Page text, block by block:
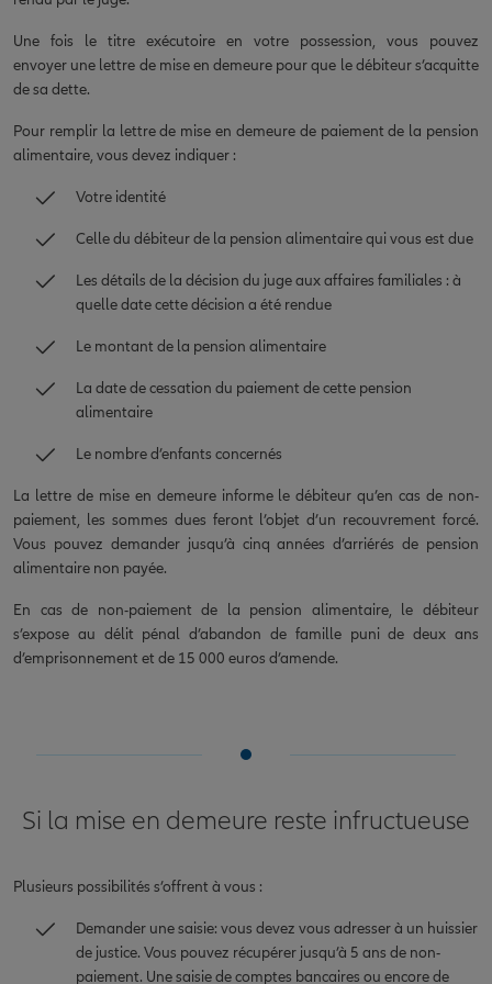
Une fois le titre exécutoire en votre possession, vous pouvez
envoyer une lettre de mise en demeure pour que le débiteur s’acquitte
de sa dette.
Pour remplir la lettre de mise en demeure de paiement de la pension
alimentaire, vous devez indiquer :
Votre identité
Celle du débiteur de la pension alimentaire qui vous est due
Les détails de la décision du juge aux affaires familiales : à
quelle date cette décision a été rendue
Le montant de la pension alimentaire
La date de cessation du paiement de cette pension
alimentaire
Le nombre d’enfants concernés
La lettre de mise en demeure informe le débiteur qu’en cas de non-
paiement, les sommes dues feront l’objet d’un recouvrement forcé.
Vous pouvez demander jusqu’à cinq années d’arriérés de pension
alimentaire non payée.
En cas de non-paiement de la pension alimentaire, le débiteur
s’expose au délit pénal d’abandon de famille puni de deux ans
d’emprisonnement et de 15 000 euros d’amende.
Si la mise en demeure reste infructueuse
Plusieurs possibilités s’offrent à vous :
Demander une saisie: vous devez vous adresser à un huissier
de justice. Vous pouvez récupérer jusqu’à 5 ans de non-
paiement. Une saisie de comptes bancaires ou encore de